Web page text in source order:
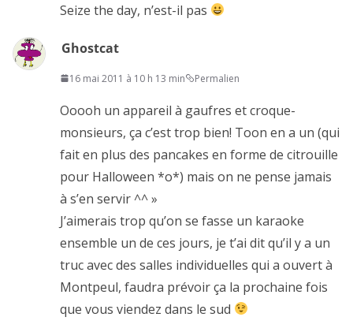
Seize the day, n’est-il pas
Ghostcat
16 mai 2011 à 10 h 13 min Permalien
Ooooh un appareil à gaufres et croque-
monsieurs, ça c’est trop bien! Toon en a un (qui
fait en plus des pancakes en forme de citrouille
pour Halloween *o*) mais on ne pense jamais
à s’en servir ^^ »
J’aimerais trop qu’on se fasse un karaoke
ensemble un de ces jours, je t’ai dit qu’il y a un
truc avec des salles individuelles qui a ouvert à
Montpeul, faudra prévoir ça la prochaine fois
que vous viendez dans le sud